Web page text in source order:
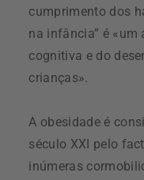
cumprimento dos
na infância” é
cognitiva e do
crianças».
A obesidade é
século XXI pelo
inúmeras